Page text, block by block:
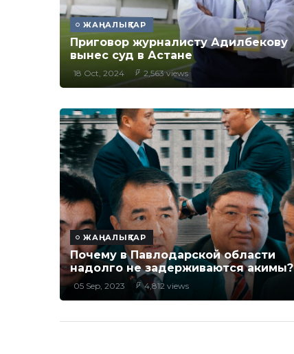
ЖАҢАЛЫҚТАР
Приговор журналисту Адилбекову
вынес суд в Астане
18 Oct, 2024 2,563 views
ЖАҢАЛЫҚТАР
Почему в Павлодарской области
надолго не задерживаются акимы?
05 Sep, 2023 4,812 views